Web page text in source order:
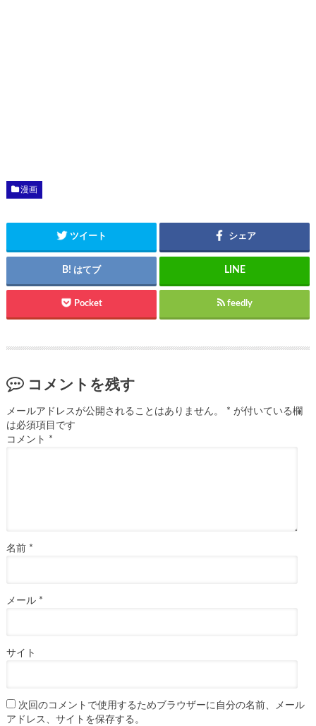
漫画
ツイート シェア
はてブ
Pocket feedly
コメントを残す
メールアドレスが公開されることはありません。 * が付いている欄
は必須項目です
コメント *
名前 *
メール *
サイト
次回のコメントで使用するためブラウザーに自分の名前、メール
アドレス、サイトを保存する。